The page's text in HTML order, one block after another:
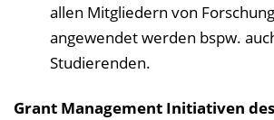
allen Mitgliedern von
angewendet werden bspw.
Studierenden.
Grant Management Initiativen des